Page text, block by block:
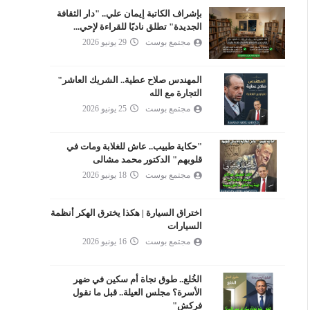
بإشراف الكاتبة إيمان علي.. "دار الثقافة
الجديدة" تطلق ناديًا للقراءة لإحي...
مجتمع بوست 29 يونيو 2026
المهندس صلاح عطية.. الشريك العاشر"
التجارة مع الله
مجتمع بوست 25 يونيو 2026
"حكاية طبيب.. عاش للغلابة ومات في
قلوبهم" الدكتور محمد مشالى
مجتمع بوست 18 يونيو 2026
اختراق السيارة | هكذا يخترق الهكر أنظمة
السيارات
مجتمع بوست 16 يونيو 2026
الخُلع.. طوق نجاة أم سكين في ضهر
الأسرة؟ مجلس العيلة.. قبل ما نقول
فركش"